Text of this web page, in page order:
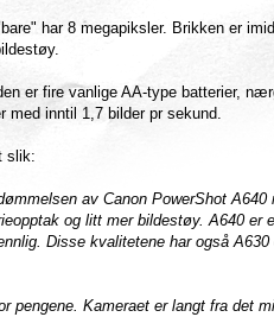
har 8 megapiksler. Brikken er
er fire vanlige AA-type batterier,
med inntil 1,7 bilder pr sekund.
slik:
av Canon PowerShot
og litt mer bildestøy. A640 er
Disse kvalitetene har også A630
pengene. Kameraet er langt fra det